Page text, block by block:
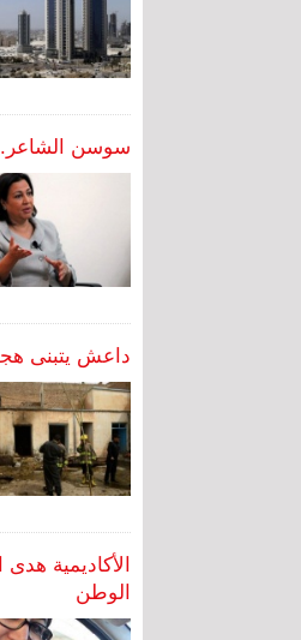
سوسن الشاعر..
داعش يتبنى
الأكاديمية
الوطن